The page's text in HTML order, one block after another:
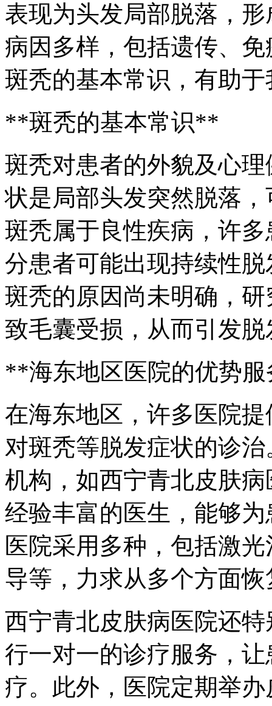
表现为头发局部脱落，
病因多样，包括遗传、
斑秃的基本常识，有助
**斑秃的基本常识**
斑秃对患者的外貌及心
状是局部头发突然脱落
斑秃属于良性疾病，许
分患者可能出现持续性
斑秃的原因尚未明确，
致毛囊受损，从而引发脱
**海东地区医院的优势
在海东地区，许多医院
对斑秃等脱发症状的诊
机构，如西宁青北皮肤
经验丰富的医生，能够
医院采用多种，包括激
导等，力求从多个方面
西宁青北皮肤病医院还
行一对一的诊疗服务，
疗。此外，医院定期举